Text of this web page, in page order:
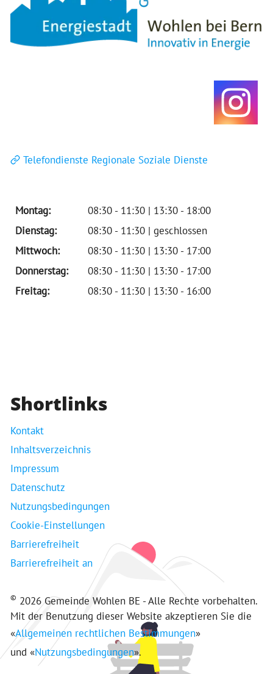
Telefondienste Regionale Soziale Dienste
Montag:
08:30 - 11:30 | 13:30 - 18:00
Dienstag:
08:30 - 11:30 | geschlossen
Mittwoch:
08:30 - 11:30 | 13:30 - 17:00
Donnerstag:
08:30 - 11:30 | 13:30 - 17:00
Freitag:
08:30 - 11:30 | 13:30 - 16:00
Shortlinks
Kontakt
Inhaltsverzeichnis
Impressum
Datenschutz
Nutzungsbedingungen
Cookie-Einstellungen
Barrierefreiheit
Barrierefreiheit an
© 2026 Gemeinde Wohlen BE - Alle Rechte vorbehalten.
Mit der Benutzung dieser Website akzeptieren Sie die
«Allgemeinen rechtlichen Bestimmungen»
und «Nutzungsbedingungen».